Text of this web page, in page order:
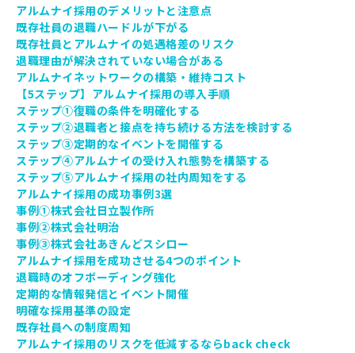
アルムナイ採用のデメリットと注意点
既存社員の退職ハードルが下がる
既存社員とアルムナイの処遇格差のリスク
退職理由が解決されていない場合がある
アルムナイネットワークの構築・維持コスト
【5ステップ】アルムナイ採用の導入手順
ステップ①復職の条件を明確化する
ステップ②退職者と接点を持ち続ける方法を検討する
ステップ③定期的なイベントを開催する
ステップ④アルムナイの受け入れ態勢を構築する
ステップ⑤アルムナイ採用の社内周知をする
アルムナイ採用の成功事例3選
事例①株式会社日立製作所
事例②株式会社明治
事例③株式会社あきんどスシロー
アルムナイ採用を成功させる4つのポイント
退職時のオフボーディング強化
定期的な情報発信とイベント開催
明確な採用基準の設定
既存社員への制度周知
アルムナイ採用のリスクを低減するならback check